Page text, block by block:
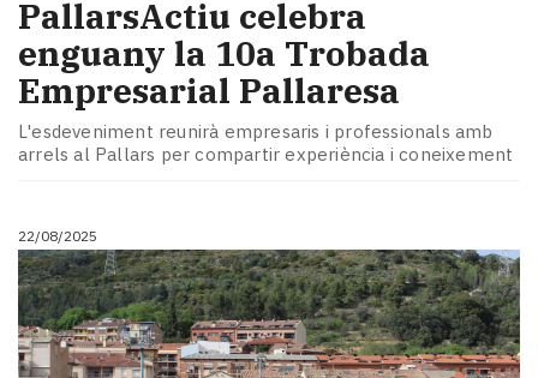
PallarsActiu celebra
enguany la 10a Trobada
Empresarial Pallaresa
L'esdeveniment reunirà empresaris i professionals amb
arrels al Pallars per compartir experiència i coneixement
22/08/2025